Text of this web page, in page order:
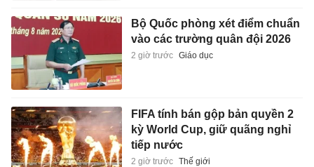
Bộ Quốc phòng xét điểm chuẩn
vào các trường quân đội 2026
2 giờ trước Giáo dục
FIFA tính bán gộp bản quyền 2
kỳ World Cup, giữ quãng nghỉ
tiếp nước
2 giờ trước Thế giới